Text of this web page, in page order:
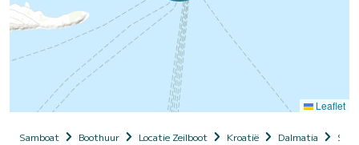
Leaflet
Samboat Boothuur Locatie Zeilboot Kroatië Dalmatia Split